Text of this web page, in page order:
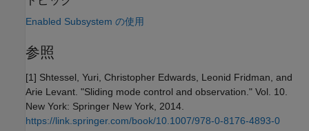
Enabled Subsystem の使用
参照
[1] Shtessel, Yuri, Christopher Edwards, Leonid Fridman, and
Arie Levant. "Sliding mode control and observation." Vol. 10.
New York: Springer New York, 2014.
https://link.springer.com/book/10.1007/978-0-8176-4893-0